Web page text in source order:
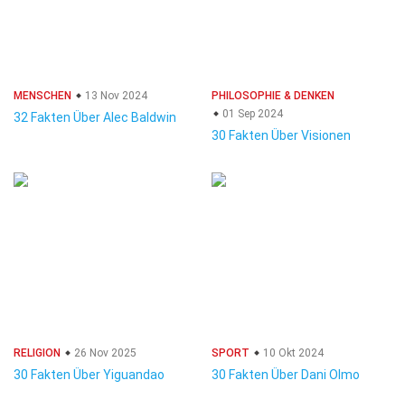
MENSCHEN 13 Nov 2024
32 Fakten Über Alec Baldwin
PHILOSOPHIE & DENKEN
01 Sep 2024
30 Fakten Über Visionen
RELIGION 26 Nov 2025
30 Fakten Über Yiguandao
SPORT 10 Okt 2024
30 Fakten Über Dani Olmo